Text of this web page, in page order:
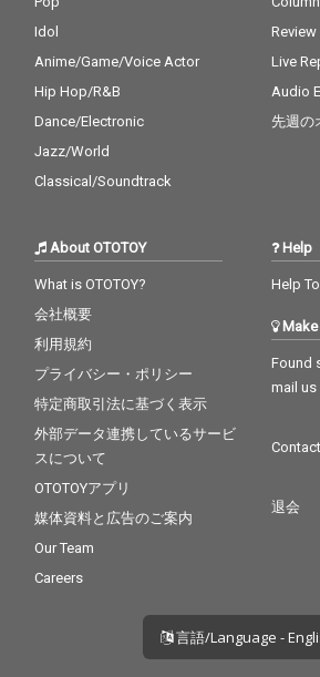
Idol
Anime/Game/Voice Actor
Hip Hop/R&B
Dance/Electronic
Jazz/World
Classical/Soundtrack
Review
Live
Audio
先週の
About OTOTOY
What is OTOTOY?
会社概要
利用規約
プライバシー・ポリシー
特定商取引法に基づく表示
外部データ連携しているサービ
スについて
OTOTOYアプリ
媒体資料と広告のご案内
Our Team
Careers
Help
Help
Make
Found
mail us
Contact
退会
言語/Language -